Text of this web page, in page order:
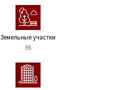
Земельные участки
55